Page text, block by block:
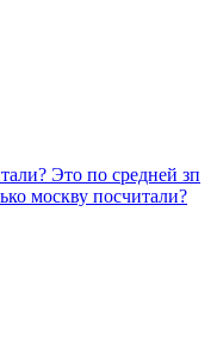
Это по средней зп
москву посчитали?